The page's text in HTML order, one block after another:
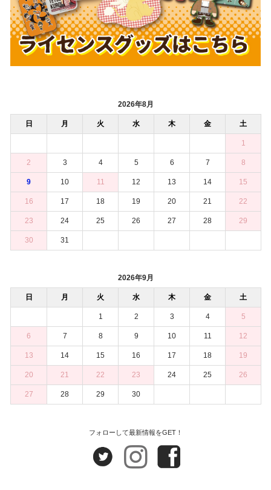
2026年8月
日 月 火 水 木 金 土
1
2 3 4 5 6 7 8
9 10 11 12 13 14 15
16 17 18 19 20 21 22
23 24 25 26 27 28 29
30 31
2026年9月
日 月 火 水 木 金 土
1 2 3 4 5
6 7 8 9 10 11 12
13 14 15 16 17 18 19
20 21 22 23 24 25 26
27 28 29 30
フォローして最新情報をGET！